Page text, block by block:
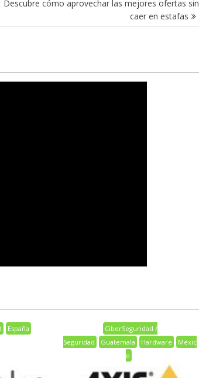
Descubre cómo aprovechar las mejores ofertas sin
caer en estafas
España
CiberSeguridad /
Seguridad
Guatemala Hardware
Méxic
o